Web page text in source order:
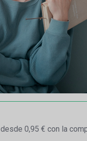
0,95 € con la